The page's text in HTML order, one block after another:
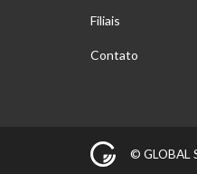
Filiais
Contato
© GLOBAL